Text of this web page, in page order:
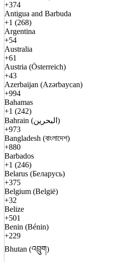
+374
Antigua and Barbuda
+1 (268)
Argentina
+54
Australia
+61
Austria (Österreich)
+43
Azerbaijan (Azərbaycan)
+994
Bahamas
+1 (242)
Bahrain (البحرين)
+973
Bangladesh (বাংলাদেশ)
+880
Barbados
+1 (246)
Belarus (Беларусь)
+375
Belgium (België)
+32
Belize
+501
Benin (Bénin)
+229
Bhutan (འབྲུག)